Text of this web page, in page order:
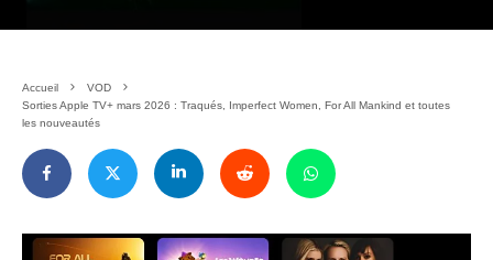
Accueil
VOD
Sorties Apple TV+ mars 2026 : Traqués, Imperfect Women, For All Mankind et toutes
les nouveautés